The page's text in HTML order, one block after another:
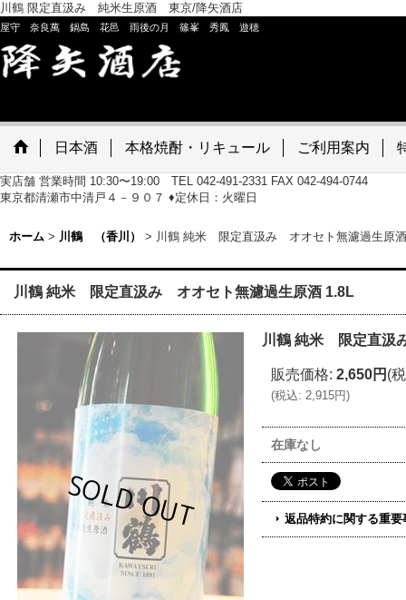
川鶴 限定直汲み 純米生原酒 東京/降矢酒店
屋守 奈良萬 鍋島 花邑 雨後の月 篠峯 秀鳳 遊穂
日本酒 本格焼酎・リキュール ご利用案内
実店舗 営業時間 10:30〜19:00 TEL 042-491-2331 FAX 042-494-0744
東京都清瀬市中清戸４－９０７ ♦定休日：火曜日
ホーム > 川鶴 （香川） > 川鶴 純米 限定直汲み オオセト無濾過生原
川鶴 純米 限定直汲み オオセト無濾過生原酒 1.8L
川鶴 純米 限定直汲
販売価格: 2,650円 (
(税込: 2,915円)
在庫なし
返品特約に関する重要